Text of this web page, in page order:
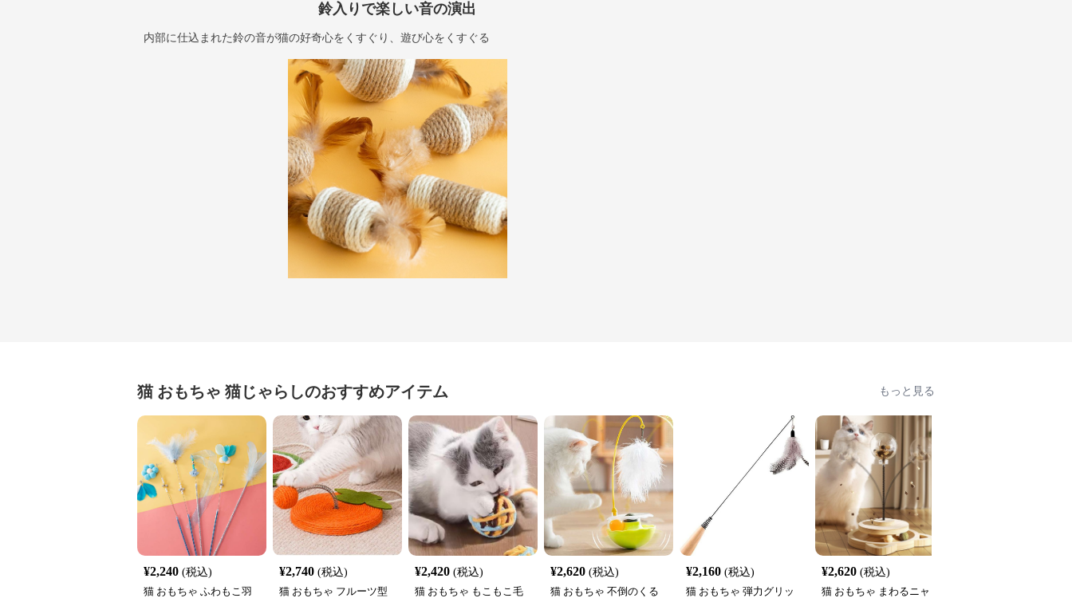
鈴入りで楽しい音の演出
内部に仕込まれた鈴の音が猫の好奇心をくすぐり、遊び心をくすぐる
猫 おもちゃ 猫じゃらしのおすすめアイテム もっと見る
¥2,240 (税込)
猫 おもちゃ ふわもこ羽
¥2,740 (税込)
猫 おもちゃ フルーツ型
¥2,420 (税込)
猫 おもちゃ もこもこ毛
¥2,620 (税込)
猫 おもちゃ 不倒のくる
¥2,160 (税込)
猫 おもちゃ 弾力グリッ
¥2,620 (税込)
猫 おもちゃ まわるニャ